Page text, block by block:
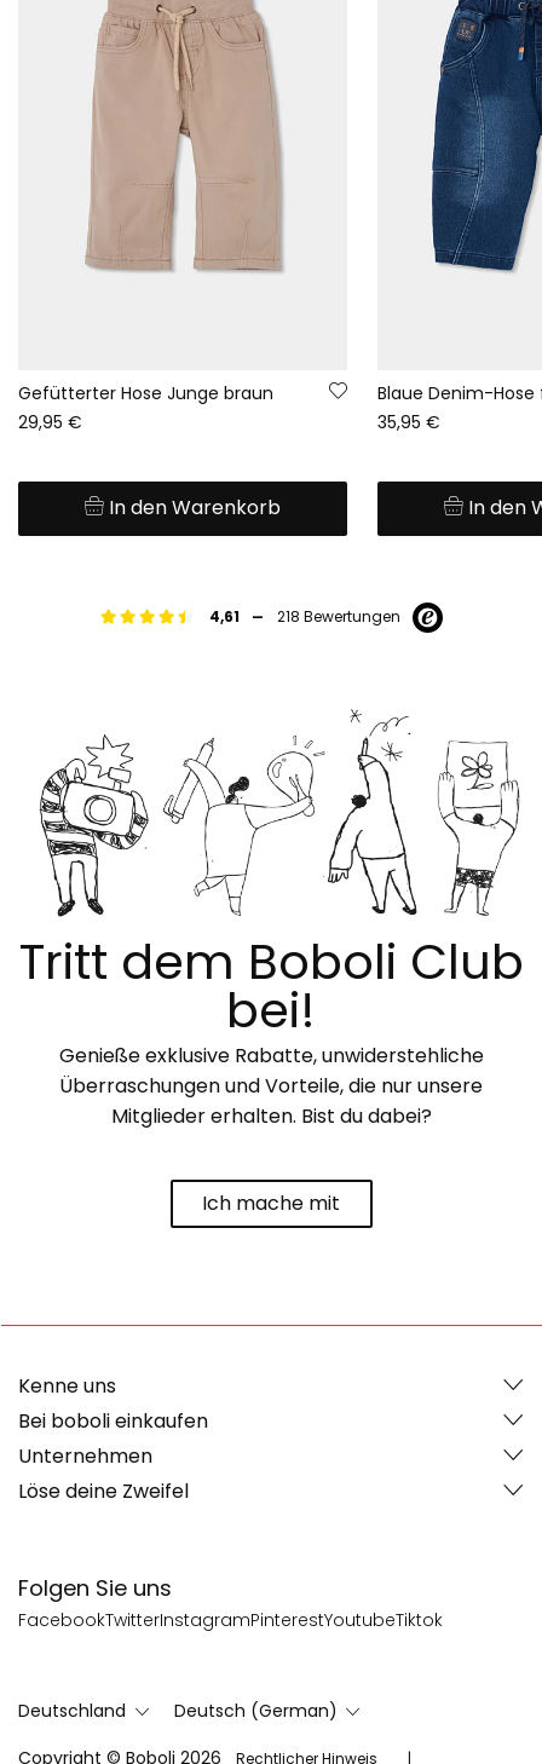
Gefütterter Hose Junge braun
29,95 €
In den Warenkorb
35,95 €
In den
4,61 - 218 Bewertungen
Tritt dem Boboli Club
bei!
Genieße exklusive Rabatte, unwiderstehliche
Überraschungen und Vorteile, die nur unsere
Mitglieder erhalten. Bist du dabei?
Ich mache mit
Folgen Sie uns
FacebookTwitterInstagramPinterestYoutubeTiktok
Kenne uns
Bei boboli einkaufen
Unternehmen
Löse deine Zweifel
Deutschland
Deutsch (German)
Copyright © Boboli 2026
Rechtlicher Hinweis